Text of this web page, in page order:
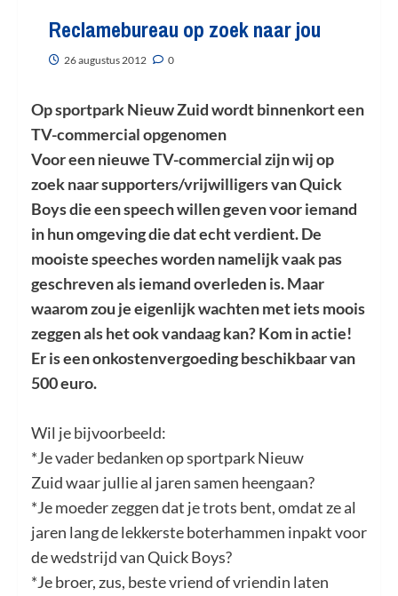
Reclamebureau op zoek naar jou
26 augustus 2012 0
Op sportpark Nieuw Zuid wordt binnenkort een
TV-commercial opgenomen
Voor een nieuwe TV-commercial zijn wij op
zoek naar supporters/vrijwilligers van Quick
Boys die een speech willen geven voor iemand
in hun omgeving die dat echt verdient. De
mooiste speeches worden namelijk vaak pas
geschreven als iemand overleden is. Maar
waarom zou je eigenlijk wachten met iets moois
zeggen als het ook vandaag kan? Kom in actie!
Er is een onkostenvergoeding beschikbaar van
500 euro.
Wil je bijvoorbeeld:
*Je vader bedanken op sportpark Nieuw
Zuid waar jullie al jaren samen heengaan?
*Je moeder zeggen dat je trots bent, omdat ze al
jaren lang de lekkerste boterhammen inpakt voor
de wedstrijd van Quick Boys?
*Je broer, zus, beste vriend of vriendin laten